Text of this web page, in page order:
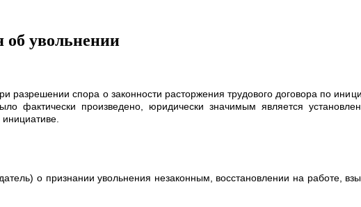
об увольнении
разрешении спора о законности расторжения трудового договора по
фактически произведено, юридически значимым является
о признании увольнения незаконным, восстановлении на работе,